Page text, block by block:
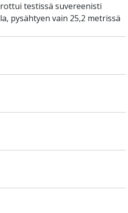
testissä suvereenisti
pysähtyen vain 25,2 metrissä